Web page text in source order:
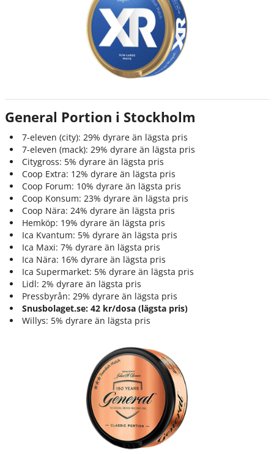
General Portion i Stockholm
7-eleven (city): 29% dyrare än lägsta pris
7-eleven (mack): 29% dyrare än lägsta pris
Citygross: 5% dyrare än lägsta pris
Coop Extra: 12% dyrare än lägsta pris
Coop Forum: 10% dyrare än lägsta pris
Coop Konsum: 23% dyrare än lägsta pris
Coop Nära: 24% dyrare än lägsta pris
Hemköp: 19% dyrare än lägsta pris
Ica Kvantum: 5% dyrare än lägsta pris
Ica Maxi: 7% dyrare än lägsta pris
Ica Nära: 16% dyrare än lägsta pris
Ica Supermarket: 5% dyrare än lägsta pris
Lidl: 2% dyrare än lägsta pris
Pressbyrån: 29% dyrare än lägsta pris
Snusbolaget.se: 42 kr/dosa (lägsta pris)
Willys: 5% dyrare än lägsta pris